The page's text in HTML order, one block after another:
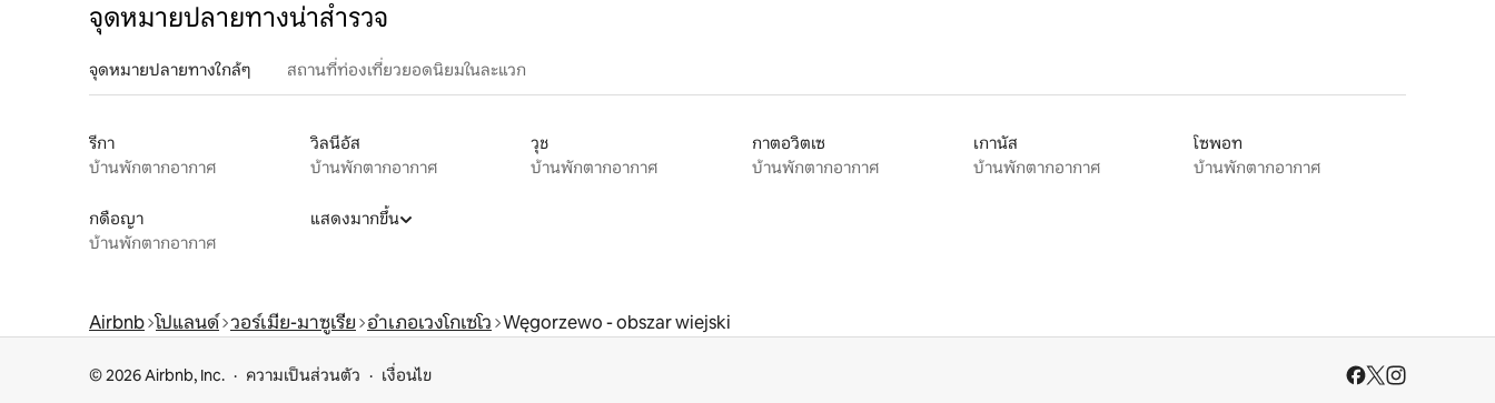
จุดหมายปลายทางน่าสำรวจ
จุดหมายปลายทางใกล้ๆ สถานที่ท่องเที่ยวยอดนิยมในละแวก
รีกา
บ้านพักตากอากาศ
วิลนีอัส
บ้านพักตากอากาศ
วุช
บ้านพักตากอากาศ
กาตอวิตเซ
บ้านพักตากอากาศ
เกานัส
บ้านพักตากอากาศ
โซพอท
บ้านพักตากอากาศ
กดือญา
บ้านพักตากอากาศ
แสดงมากขึ้น
Airbnb โปแลนด์ วอร์เมีย-มาซูเรีย อำเภอเวงโกเซโว Węgorzewo - obszar wiejski
© 2026 Airbnb, Inc. ความเป็นส่วนตัว เงื่อนไข